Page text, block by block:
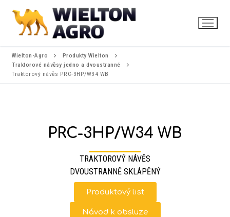
Wielton-Agro
Produkty Wielton
Traktorové návěsy jedno a dvoustranné
Traktorový návěs PRC-3HP/W34 WB
PRC-3HP/W34 WB
TRAKTOROVÝ NÁVĚS
DVOUSTRANNĚ SKLÁPĚNÝ
Produktový list
Návod k obsluze